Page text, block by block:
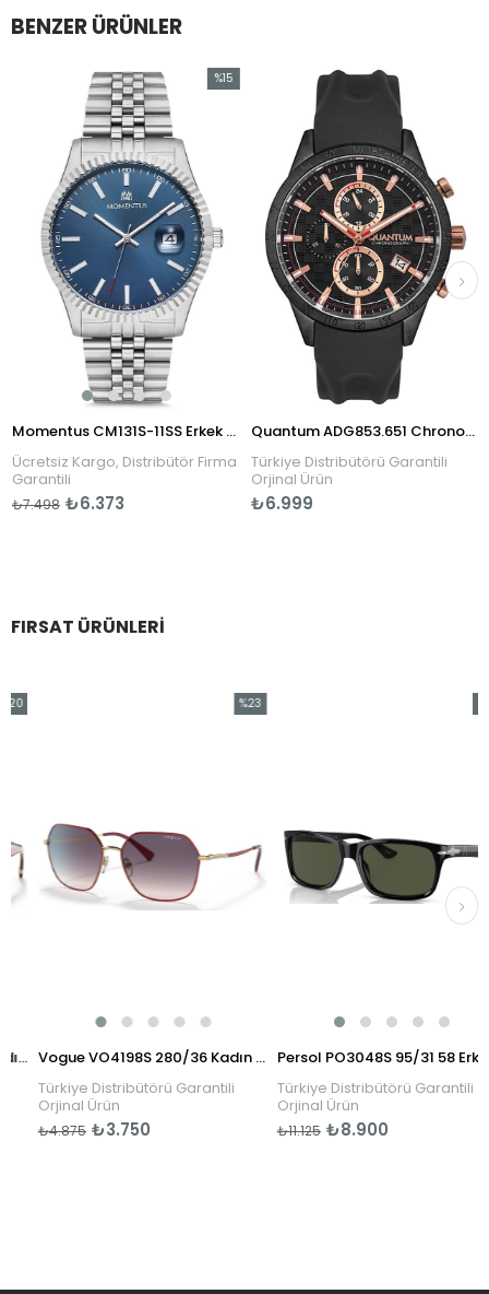
BENZER ÜRÜNLER
Momentus CM131S-11SS Erkek Kol Saati
Ücretsiz Kargo, Distribütör Firma
Garantili
₺6.373
₺7.498
%15
Quantum ADG853.651 Chronograph Erkek Kol Saati
Türkiye Distribütörü Garantili
Orjinal Ürün
₺6.999
FIRSAT ÜRÜNLERI
Vogue VO4198S 280/36 Kadın Güneş Gözlüğü
Türkiye Distribütörü Garantili
Orjinal Ürün
₺3.750
₺4.875
%23
Türkiye Distribütörü Garantili
Orjinal Ürün
₺8.900
₺11.125